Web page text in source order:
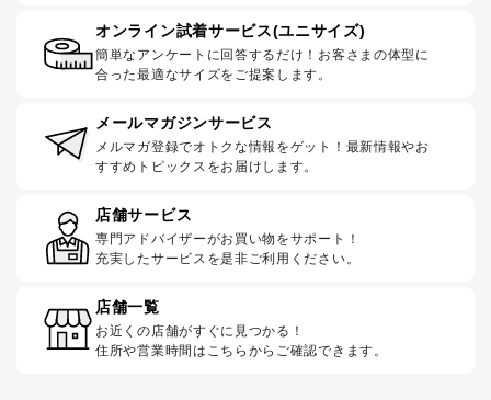
オンライン試着サービス(ユニサイズ)
簡単なアンケートに回答するだけ！お客さまの体型に
合った最適なサイズをご提案します。
メールマガジンサービス
メルマガ登録でオトクな情報をゲット！最新情報やお
すすめトピックスをお届けします。
店舗サービス
専門アドバイザーがお買い物をサポート！
充実したサービスを是非ご利用ください。
店舗一覧
お近くの店舗がすぐに見つかる！
住所や営業時間はこちらからご確認できます。